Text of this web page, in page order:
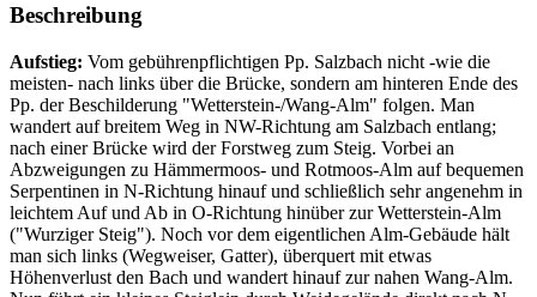
Beschreibung
Aufstieg: Vom gebührenpflichtigen Pp. Salzbach nicht -wie die
meisten- nach links über die Brücke, sondern am hinteren Ende des
Pp. der Beschilderung "Wetterstein-/Wang-Alm" folgen. Man
wandert auf breitem Weg in NW-Richtung am Salzbach entlang;
nach einer Brücke wird der Forstweg zum Steig. Vorbei an
Abzweigungen zu Hämmermoos- und Rotmoos-Alm auf bequemen
Serpentinen in N-Richtung hinauf und schließlich sehr angenehm in
leichtem Auf und Ab in O-Richtung hinüber zur Wetterstein-Alm
("Wurziger Steig"). Noch vor dem eigentlichen Alm-Gebäude hält
man sich links (Wegweiser, Gatter), überquert mit etwas
Höhenverlust den Bach und wandert hinauf zur nahen Wang-Alm.